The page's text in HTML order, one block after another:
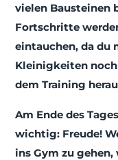
vielen Bausteinen
Fortschritte
eintauchen, da
Kleinigkeiten
dem Training
Am Ende des
wichtig: Freude!
ins Gym zu